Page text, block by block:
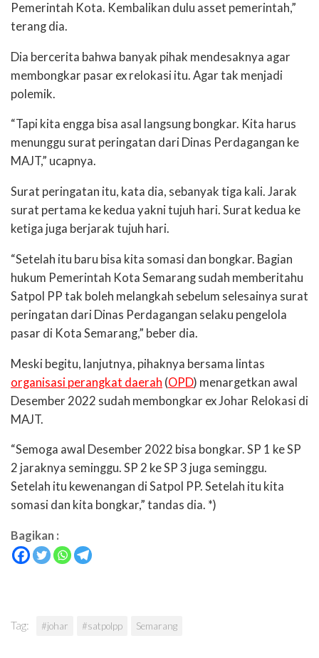
Pemerintah Kota. Kembalikan dulu asset pemerintah,”
terang dia.
Dia bercerita bahwa banyak pihak mendesaknya agar
membongkar pasar ex relokasi itu. Agar tak menjadi
polemik.
“Tapi kita engga bisa asal langsung bongkar. Kita harus
menunggu surat peringatan dari Dinas Perdagangan ke
MAJT,” ucapnya.
Surat peringatan itu, kata dia, sebanyak tiga kali. Jarak
surat pertama ke kedua yakni tujuh hari. Surat kedua ke
ketiga juga berjarak tujuh hari.
“Setelah itu baru bisa kita somasi dan bongkar. Bagian
hukum Pemerintah Kota Semarang sudah memberitahu
Satpol PP tak boleh melangkah sebelum selesainya surat
peringatan dari Dinas Perdagangan selaku pengelola
pasar di Kota Semarang,” beber dia.
Meski begitu, lanjutnya, pihaknya bersama lintas
organisasi perangkat daerah (OPD) menargetkan awal
Desember 2022 sudah membongkar ex Johar Relokasi di
MAJT.
“Semoga awal Desember 2022 bisa bongkar. SP 1 ke SP
2 jaraknya seminggu. SP 2 ke SP 3 juga seminggu.
Setelah itu kewenangan di Satpol PP. Setelah itu kita
somasi dan kita bongkar,” tandas dia. *)
Bagikan :
Tag: #johar #satpolpp Semarang